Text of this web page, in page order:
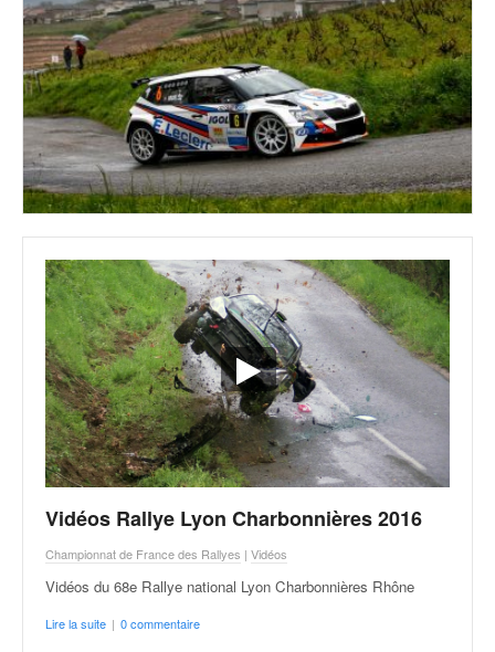
Vidéos Rallye Lyon Charbonnières 2016
Championnat de France des Rallyes | Vidéos
Vidéos du 68e Rallye national Lyon Charbonnières Rhône
Lire la suite | 0 commentaire